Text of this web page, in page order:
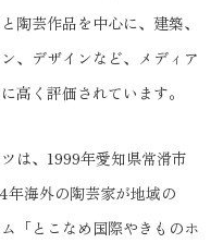
陶芸作品を中心に、建築、
、デザインなど、メディア
高く評価されています。
は、1999年愛知県常滑市
海外の陶芸家が地域の
「とこなめ国際やきものホ